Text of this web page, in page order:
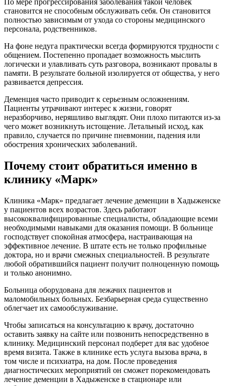
По мере прогрессирования заболевания такой человек
становится не способным обслуживать себя. Он становится
полностью зависимым от ухода со стороны медицинского
персонала, родственников.
На фоне недуга практически всегда формируются трудности с
общением. Постепенно пропадает возможность мыслить
логически и улавливать суть разговора, возникают провалы в
памяти. В результате больной изолируется от общества, у него
развивается депрессия.
Деменция часто приводит к серьезным осложнениям.
Пациенты утрачивают интерес к жизни, говорят
неразборчиво, неряшливо выглядят. Они плохо питаются из-за
чего может возникнуть истощение. Летальный исход, как
правило, случается по причине пневмонии, падения или
обострения хронических заболеваний.
Почему стоит обратиться именно в
клинику «Марк»
Клиника «Марк» предлагает лечение деменции в Хадыженске
у пациентов всех возрастов. Здесь работают
высококвалифицированные специалисты, обладающие всеми
необходимыми навыками для оказания помощи. В больнице
господствует спокойная атмосфера, настраивающая на
эффективное лечение. В штате есть не только профильные
доктора, но и врачи смежных специальностей. В результате
любой обратившийся пациент получит полноценную помощь
и только анонимно.
Больница оборудована для лежачих пациентов и
маломобильных больных. Безбарьерная среда существенно
облегчает их самообслуживание.
Чтобы записаться на консультацию к врачу, достаточно
оставить заявку на сайте или позвонить непосредственно в
клинику. Медицинский персонал подберет для вас удобное
время визита. Также в клинике есть услуга вызова врача, в
том числе и психиатра, на дом. После проведения
диагностических мероприятий он сможет порекомендовать
лечение деменции в Хадыженске в стационаре или